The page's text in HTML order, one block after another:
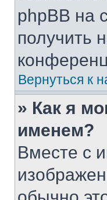
phpBB на
получить
Вернуться к
» Как я
именем?
Вместе с